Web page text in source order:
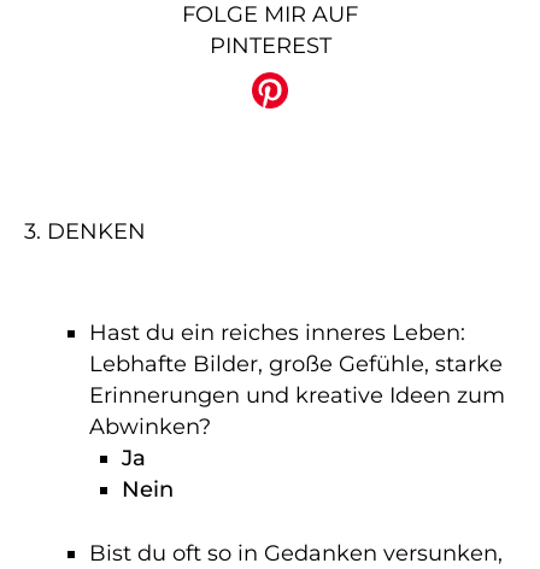
FOLGE MIR AUF
PINTEREST
3. DENKEN
Hast du ein reiches inneres Leben:
Lebhafte Bilder, große Gefühle, starke
Erinnerungen und kreative Ideen zum
Abwinken?
Ja
Nein
Bist du oft so in Gedanken versunken,